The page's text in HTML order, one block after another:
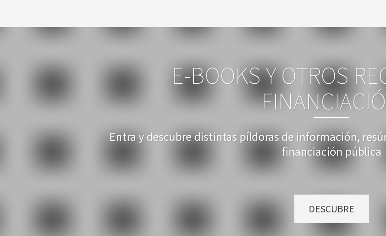
E-BOOKS Y OTROS
Entra y descubre distintas píldoras de información,
financiación pública
DESCUBRE